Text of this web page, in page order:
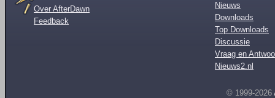
Over AfterDawn
Feedback
Nieuws
Downloads
Top Downloads
Discussie
Vraag en
Nieuws2.nl
© 1999-2026